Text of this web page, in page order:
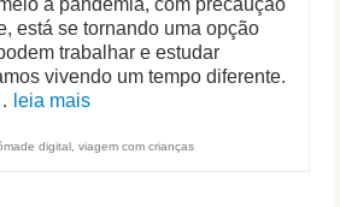
a pandemia, com precaução
está se tornando uma opção
trabalhar e estudar
vivendo um tempo diferente.
leia mais
digital viagem com crianças